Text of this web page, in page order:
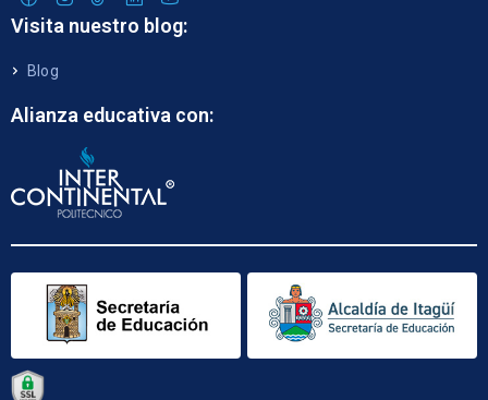
Visita nuestro blog:
Blog
Alianza educativa con: